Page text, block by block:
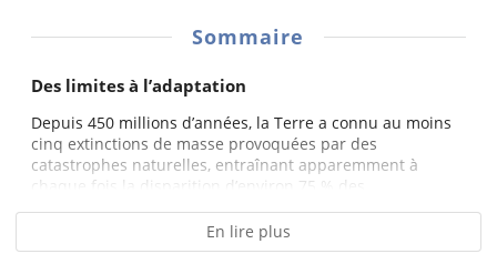
Sommaire
Des limites à l’adaptation
Depuis 450 millions d’années, la Terre a connu au moins
cinq extinctions de masse provoquées par des
catastrophes naturelles, entraînant apparemment à
chaque fois la disparition d’environ 75 % des...
En lire plus